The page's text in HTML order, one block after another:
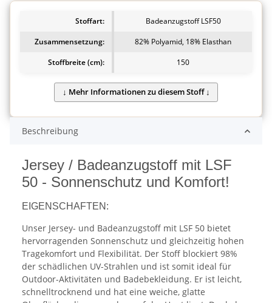
Stoffart:
Badeanzugstoff LSF50
Zusammensetzung:
82% Polyamid, 18% Elasthan
Stoffbreite (cm):
150
Beschreibung
Jersey / Badeanzugstoff mit LSF
50 - Sonnenschutz und Komfort!
EIGENSCHAFTEN:
Unser Jersey- und Badeanzugstoff mit LSF 50 bietet
hervorragenden Sonnenschutz und gleichzeitig hohen
Tragekomfort und Flexibilität. Der Stoff blockiert 98%
der schädlichen UV-Strahlen und ist somit ideal für
Outdoor-Aktivitäten und Badebekleidung. Er ist leicht,
schnelltrocknend und hat eine weiche, glatte